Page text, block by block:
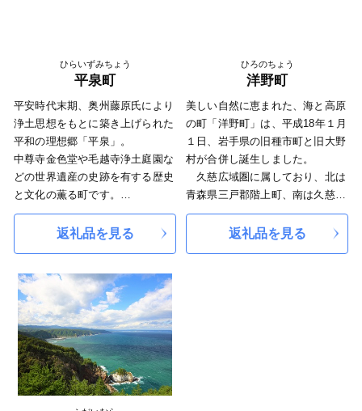
す。 八幡平市をぜひ応援してく
ひらいずみちょう
平泉町
平安時代末期、奥州藤原氏により
浄土思想をもとに築き上げられた
平和の理想郷「平泉」。
中尊寺金色堂や毛越寺浄土庭園な
どの世界遺産の史跡を有する歴史
と文化の薫る町です。
岩手県の南部に位置しており、県
内でもっとも小さい町です。
❀町の花 さくら
昔から平泉の花として、歌にうた
われており、古都平泉を印象づけ
るにふさわしい花です。往時の平
泉を再現することにより、歴史の
町にふさわしい美観を期待し、町
の花に選定しています。
返礼品を見る
ひろのちょう
洋野町
美しい自然に恵まれた、海と高原
の町「洋野町」は、平成18年１月
１日、岩手県の旧種市町と旧大野
村が合併し誕生しました。
久慈広域圏に属しており、北は
青森県三戸郡階上町、南は久慈
市、東は太平洋に面しており、西
は九戸郡軽米町に接しています。
洋野町は、大きく西部高原地域
返礼品を見る